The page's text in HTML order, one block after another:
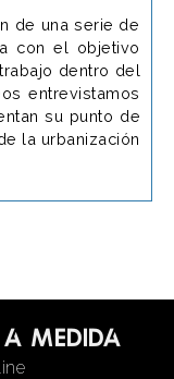
de una serie de
con el objetivo
dentro del
entrevistamos
su punto de
la urbanización
medida